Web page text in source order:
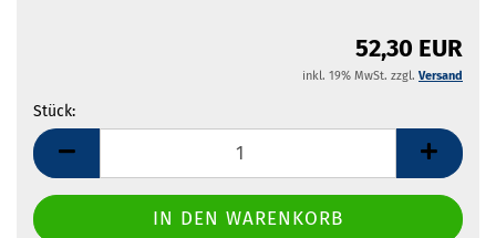
52,30 EUR
inkl. 19% MwSt. zzgl. Versand
Stück:
Stück